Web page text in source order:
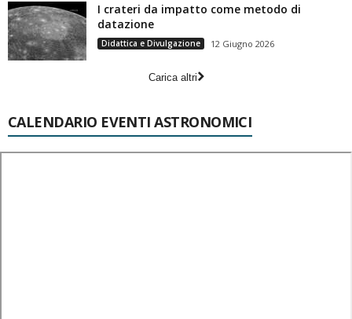
I crateri da impatto come metodo di
datazione
Didattica e Divulgazione 12 Giugno 2026
Carica altri
CALENDARIO EVENTI ASTRONOMICI